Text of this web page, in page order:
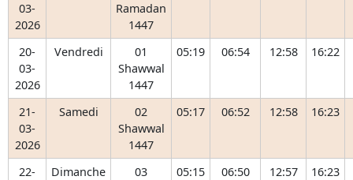
03-
2026
Ramadan
1447
20-
03-
2026
Vendredi
01
Shawwal
1447
05:19 06:54 12:58 16:22
21-
03-
2026
Samedi
02
Shawwal
1447
05:17 06:52 12:58 16:23
22-
Dimanche
03
05:15 06:50 12:57 16:23